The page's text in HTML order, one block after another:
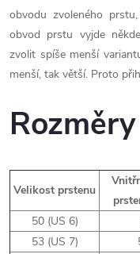
obvodu zvoleného
obvod prstu vyjde
zvolit spíše menší
menší, tak větší. Proto
Rozměry
Velikost prstenu
50 (US 6)
53 (US 7)